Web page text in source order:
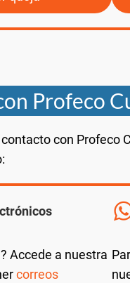
Profeco
con Profeco
Accede a nuestra
correos